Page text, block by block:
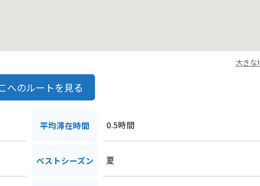
大きな
へのルートを見る
平均滞在時間 0.5時間
ベストシーズン 夏